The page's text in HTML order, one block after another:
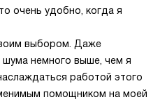
очень удобно, когда я
выбором. Даже
шума немного выше, чем я
работой этого
помощником на моей